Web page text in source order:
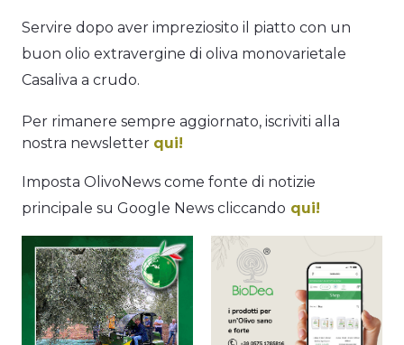
Servire dopo aver impreziosito il piatto con un
buon olio extravergine di oliva monovarietale
Casaliva a crudo.
Per rimanere sempre aggiornato, iscriviti alla
nostra newsletter qui!
Imposta OlivoNews come fonte di notizie
principale su Google News cliccando qui!